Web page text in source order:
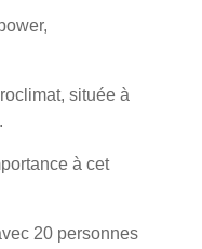
située à
à cet
20 personnes